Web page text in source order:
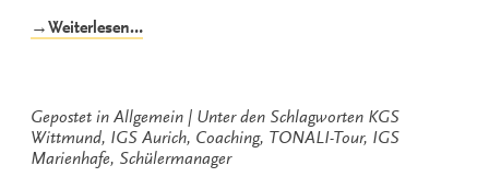
→Weiterlesen…„Aufschlag
TONALi
TOUR
bei
Gepostet in Allgemein Unter den Schlagworten KGS
Wittmund, IGS Aurich, Coaching, TONALI-Tour, IGS
Marienhafe, Schülermanager